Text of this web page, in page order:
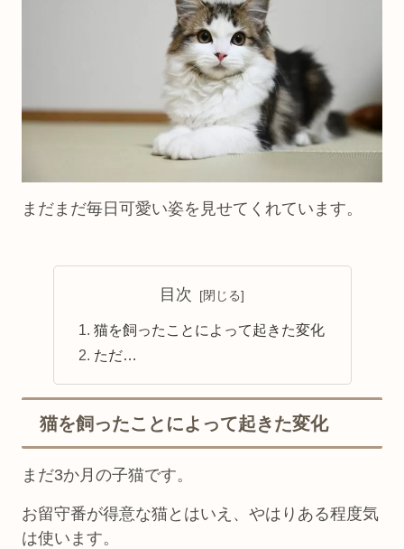
まだまだ毎日可愛い姿を見せてくれています。
目次
猫を飼ったことによって起きた変化
ただ…
猫を飼ったことによって起きた変化
まだ3か月の子猫です。
お留守番が得意な猫とはいえ、やはりある程度気
は使います。